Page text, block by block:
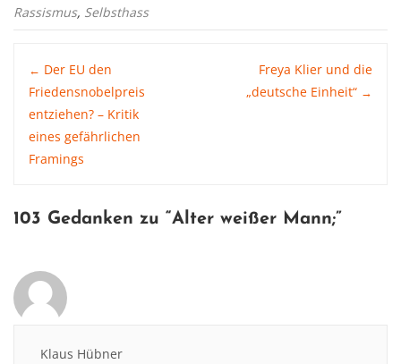
Rassismus, Selbsthass
Post
navigation
← Der EU den
Friedensnobelpreis
entziehen? – Kritik
eines gefährlichen
Framings
Freya Klier und die
„deutsche Einheit“ →
103 Gedanken zu “Alter weißer Mann;”
Klaus Hübner